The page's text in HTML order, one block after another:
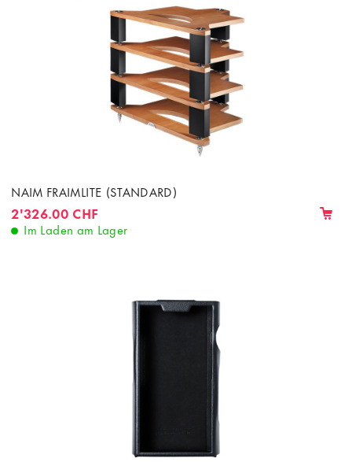
NAIM FRAIMLITE (STANDARD)
2'326.00 CHF
Im Laden am Lager